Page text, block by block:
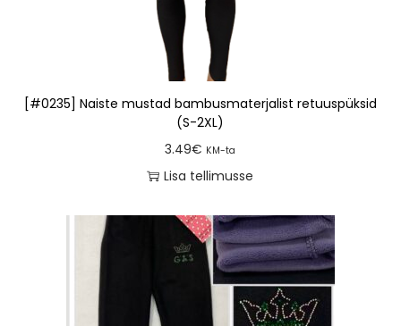
[#0235] Naiste mustad bambusmaterjalist retuuspüksid
(S-2XL)
3.49€ KM-ta
Lisa tellimusse